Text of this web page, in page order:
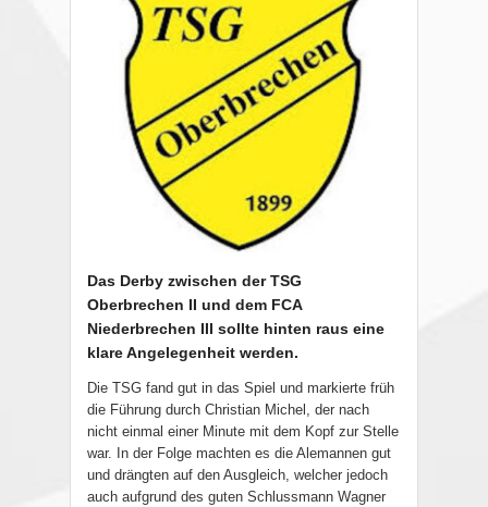
Das Derby zwischen der TSG
Oberbrechen II und dem FCA
Niederbrechen III sollte hinten raus eine
klare Angelegenheit werden.
Die TSG fand gut in das Spiel und markierte früh
die Führung durch Christian Michel, der nach
nicht einmal einer Minute mit dem Kopf zur Stelle
war. In der Folge machten es die Alemannen gut
und drängten auf den Ausgleich, welcher jedoch
auch aufgrund des guten Schlussmann Wagner